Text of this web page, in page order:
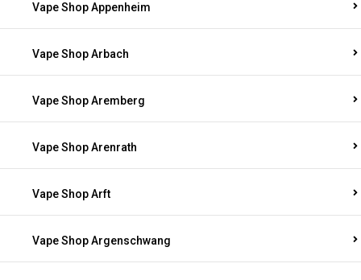
Vape Shop Appenheim
Vape Shop Arbach
Vape Shop Aremberg
Vape Shop Arenrath
Vape Shop Arft
Vape Shop Argenschwang